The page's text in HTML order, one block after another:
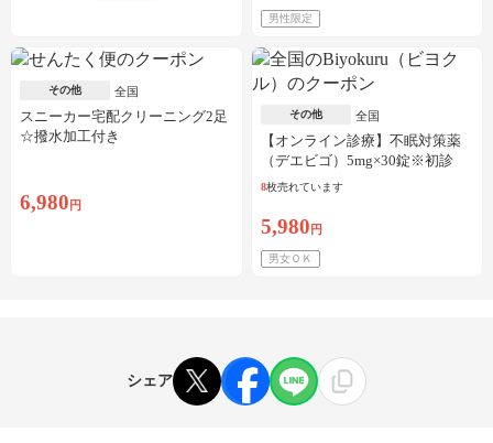
男性限定
その他 全国
スニーカー宅配クリーニング2足
☆撥水加工付き
6,980 円
その他 全国
【オンライン診療】不眠対策薬
（デエビゴ）5mg×30錠※初診
料・送料込
8枚売れています
5,980 円
男女ＯＫ
シェア